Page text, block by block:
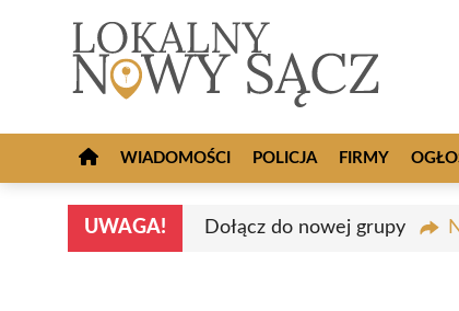
WIADOMOŚCI POLICJA FIRMY
UWAGA! Dołącz do nowej grupy